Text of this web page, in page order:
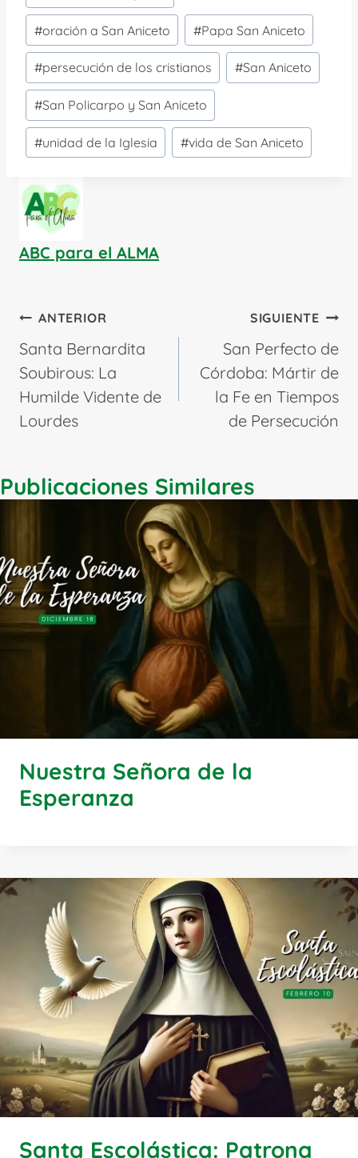
#oración a San Aniceto #Papa San Aniceto
#persecución de los cristianos #San Aniceto
#San Policarpo y San Aniceto
#unidad de la Iglesia #vida de San Aniceto
ABC para el ALMA
Navegación
de
entradas
ANTERIOR
Santa Bernardita
Soubirous: La
Humilde Vidente de
Lourdes
SIGUIENTE
San Perfecto de
Córdoba: Mártir de
la Fe en Tiempos
de Persecución
Publicaciones Similares
Nuestra Señora de la
Esperanza
Santa Escolástica: Patrona